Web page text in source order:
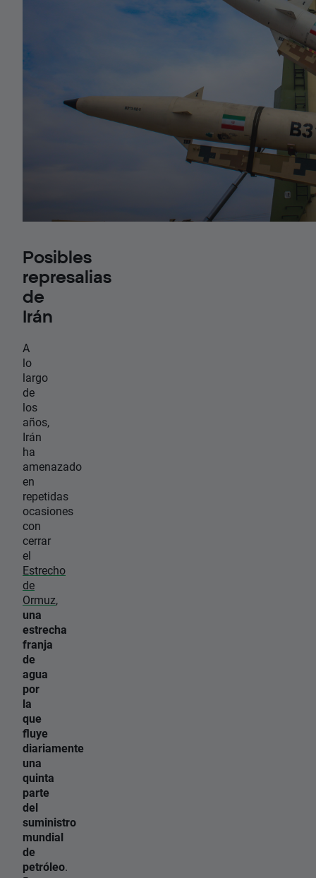
Posibles
represalias
de
Irán
A
lo
largo
de
los
años,
Irán
ha
amenazado
en
repetidas
ocasiones
con
cerrar
el
Estrecho
de
Ormuz,
una
estrecha
franja
de
agua
por
la
que
fluye
diariamente
una
quinta
parte
del
suministro
mundial
de
petróleo.